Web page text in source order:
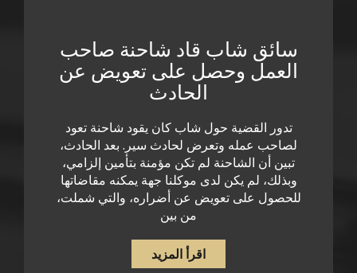
سائق شاب قاد شاحنة صاحب
العمل وحصل على تعويض عن
الحادث
تدور القضية حول شاب كان يقود شاحنة تعود
لصاحب عمله وتعرض لحادث سير. بعد الحادث،
تبين أن الشاحنة لم تكن مؤمنة بتأمين إلزامي،
وبذلك، لم يكن لدى موكلنا جهة يمكنه مقاضاتها
للحصول على تعويض عن أضراره، والتي شملت،
من بين
اقرأ المزيد